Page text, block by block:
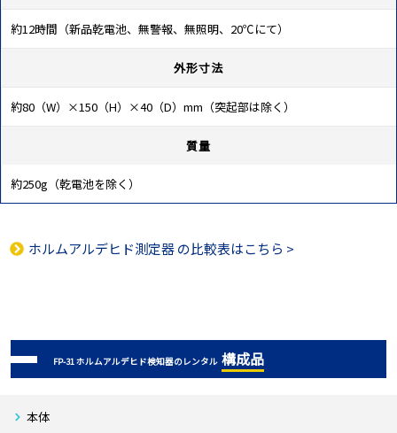
約12時間（新品乾電池、無警報、無照明、20℃にて）
外形寸法
約80（W）×150（H）×40（D）mm（突起部は除く）
質量
約250g（乾電池を除く）
ホルムアルデヒド測定器の比較表はこちら >
FP-31 ホルムアルデヒド検知器のレンタル 構成品
本体